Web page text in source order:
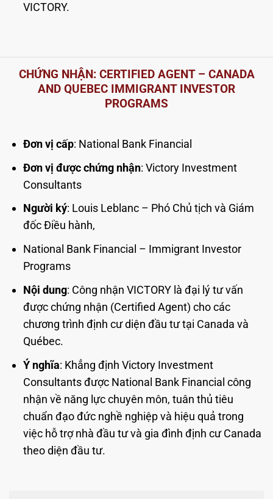
VICTORY.
CHỨNG NHẬN: CERTIFIED AGENT – CANADA
AND QUEBEC IMMIGRANT INVESTOR
PROGRAMS
Đơn vị cấp: National Bank Financial
Đơn vị được chứng nhận: Victory Investment
Consultants
Người ký: Louis Leblanc – Phó Chủ tịch và Giám
đốc Điều hành,
National Bank Financial – Immigrant Investor
Programs
Nội dung: Công nhận VICTORY là đại lý tư vấn
được chứng nhận (Certified Agent) cho các
chương trình định cư diện đầu tư tại Canada và
Québec.
Ý nghĩa: Khẳng định Victory Investment
Consultants được National Bank Financial công
nhận về năng lực chuyên môn, tuân thủ tiêu
chuẩn đạo đức nghề nghiệp và hiệu quả trong
việc hỗ trợ nhà đầu tư và gia đình định cư Canada
theo diện đầu tư.